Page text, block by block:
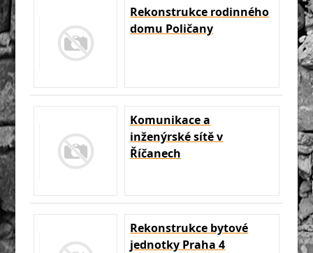
Rekonstrukce rodinného
domu Poličany
Komunikace a
inženýrské sítě v
Říčanech
Rekonstrukce bytové
jednotky Praha 4